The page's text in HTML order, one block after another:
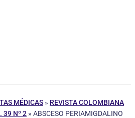
MÉDICAS » REVISTA COLOMBIANA
39 Nº 2 » ABSCESO PERIAMIGDALINO